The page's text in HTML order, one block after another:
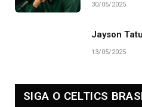
30/05/2025
Jayson
13/05/2025
SIGA O CELTICS